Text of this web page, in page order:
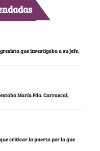
que investigaba a su jefe,
María Fda. Carrascal,
criticar la puerta por la que